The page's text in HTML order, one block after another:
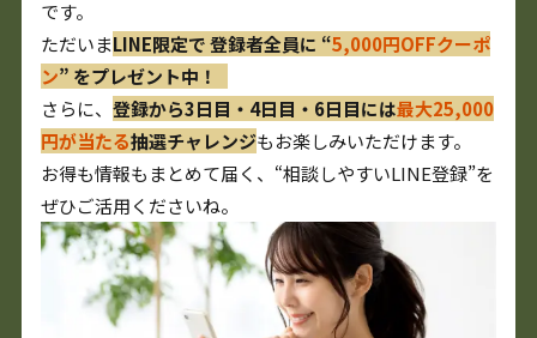
です。
ただいまLINE限定で 登録者全員に “5,000円OFFクーポ
ン” をプレゼント中！
さらに、登録から3日目・4日目・6日目には最大25,000
円が当たる抽選チャレンジもお楽しみいただけます。
お得も情報もまとめて届く、“相談しやすいLINE登録”を
ぜひご活用くださいね。